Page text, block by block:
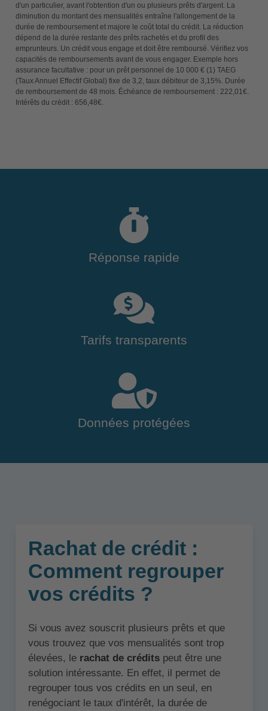
d'un particulier, avant l'obtention d'un ou plusieurs prêts d'argent. La
diminution du montant des mensualités entraîne l'allongement de la
durée de remboursement et majore le coût total du crédit. La réduction
dépend de la durée restante des prêts rachetés et du profil des
emprunteurs. Un crédit vous engage et doit être remboursé. Vérifiez vos
capacités de remboursements avant de vous engager. Exemple hors
assurance facultative : pour un prêt personnel de 10 000 € (1) TAEG
(Taux Annuel Effectif Global) fixe de 3,2, taux débiteur de 3,15%. Durée
de remboursement de 48 mois. Échéance de remboursement : 222,01€.
Intérêts du crédit : 656,48€.
Réponse rapide
Tarifs transparents
Données protégées
Rachat de crédit :
Comment regrouper
vos crédits ?
Si vous avez souscrit plusieurs prêts et que
vous trouvez que vos mensualités sont trop
élevées, le rachat de créditspeut être une
solution intéressante. En effet, il permet de
regrouper tous vos crédits en un seul, en
renégociant le taux d'intérêt, la durée de